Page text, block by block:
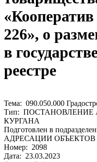
226», о
в
реестре
Тема: 090.050.000
Тип:
КУРГАНА
Подготовлен в
АДРЕСАЦИИ
Номер: 2098
Дата: 23.03.2023